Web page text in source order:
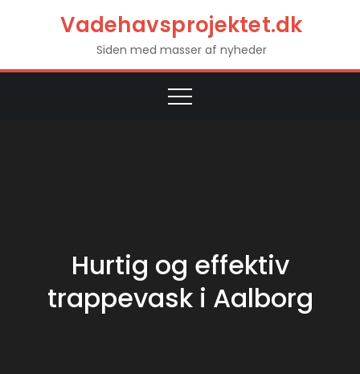
Vadehavsprojektet.dk
Siden med masser af nyheder
Hurtig og effektiv
trappevask i Aalborg